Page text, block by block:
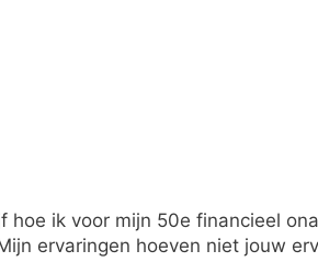
ik voor mijn 50e financieel
ervaringen hoeven niet jouw